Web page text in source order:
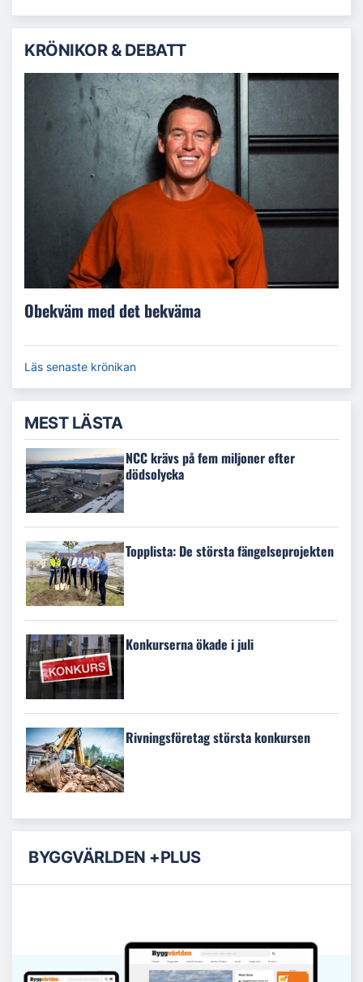
KRÖNIKOR & DEBATT
Obekväm med det bekväma
Läs senaste krönikan
MEST LÄSTA
NCC krävs på fem miljoner efter
dödsolycka
Topplista: De största fängelseprojekten
Konkurserna ökade i juli
Rivningsföretag största konkursen
BYGGVÄRLDEN +PLUS